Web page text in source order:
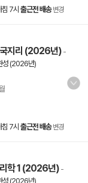
7시 출근전 배송 변경
국지리 (2026년) -
성 (2026년)
7시 출근전 배송 변경
리학 1 (2026년) -
성 (2026년)